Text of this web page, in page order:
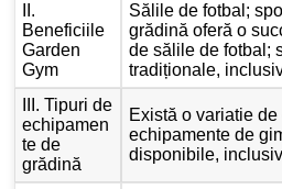
II.
Beneficiile
Garden
Gym
Sălile de fotbal;
grădină oferă o
de sălile de fotbal;
tradiționale,
III. Tipuri de
echipamen
te de
grădină
Există o variatie
echipamente de
disponibile,